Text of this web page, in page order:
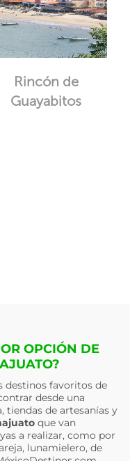
Rincón de
Guayabitos
OPCIÓN DE
destinos favoritos de
desde una
tiendas de artesanías y
que van
a realizar, como por
lunamielero, de